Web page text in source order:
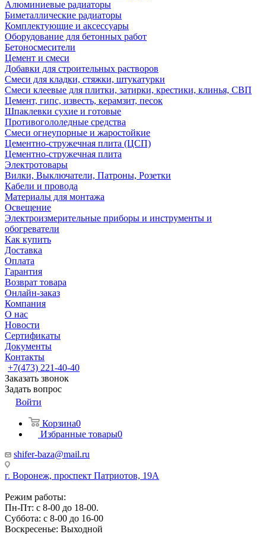
Алюминиевые радиаторы
Биметаллические радиаторы
Комплектующие и аксессуары
Оборудование для бетонных работ
Бетоносмесители
Цемент и смеси
Добавки для строительных растворов
Смеси для кладки, стяжки, штукатурки
Смеси клеевые для плитки, затирки, крестики, клинья, СВП
Цемент, гипс, известь, керамзит, песок
Шпаклевки сухие и готовые
Противогололедные средства
Смеси огнеупорные и жаростойкие
Цементно-стружечная плита (ЦСП)
Цементно-стружечная плита
Электротовары
Вилки, Выключатели, Патроны, Розетки
Кабели и провода
Материалы для монтажа
Освещение
Электроизмерительные приборы и инструменты и
обогреватели
Как купить
Доставка
Оплата
Гарантия
Возврат товара
Онлайн-заказ
Компания
О нас
Новости
Сертификаты
Документы
Контакты
+7(473) 221-40-40
Заказать звонок
Задать вопрос
Войти
Корзина0
Избранные товары0
shifer-baza@mail.ru
г. Воронеж, проспект Патриотов, 19А
Режим работы:
Пн-Пт: с 8-00 до 18-00.
Суббота: с 8-00 до 16-00
Воскресенье: Выходной